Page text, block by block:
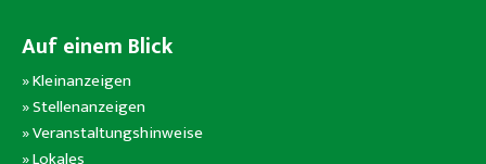
Auf einem Blick
»Kleinanzeigen
»Stellenanzeigen
»Veranstaltungshinweise